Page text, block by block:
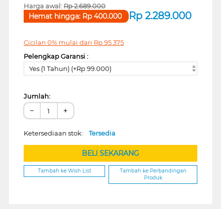
Harga awal:Rp2.689.000
Rp 2.289.000
Hemat hingga: Rp400.000
Cicilan 0% mulai dari Rp95.375
Pelengkap Garansi :
Yes (1 Tahun) (+Rp 99.000)
Jumlah:
− +
Ketersediaan stok: Tersedia
BELI SEKARANG
Tambah ke Wish List
Tambah ke Perbandingan
Produk